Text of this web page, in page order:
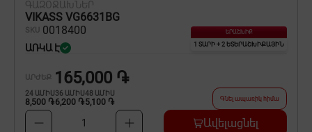
ԳԱԶՕՋԱԽՆԵՐ
VIKASS VG6631BG
SKU 0018400
ԱՌԿԱ Է
ԵՐԱՇԽԻՔ
1 ՏԱՐԻ + 2 ԵՏԵՐԱՇԽԻՔԱՅԻՆ
ԱՐԺԵՔ 165,000 ֏
24 ԱՄԻՍ
8,500 ֏
36 ԱՄԻՍ
6,200 ֏
48 ԱՄԻՍ
5,100 ֏ Գնել ապառիկ հիմա
1 Ավելացնել